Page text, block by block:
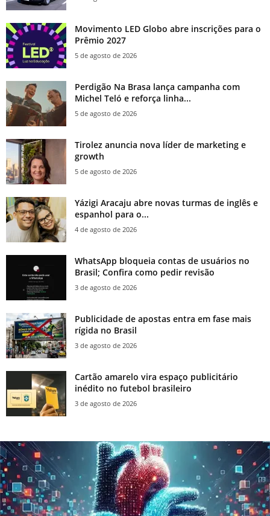
Movimento LED Globo abre inscrições para o
Prêmio 2027
5 de agosto de 2026
Perdigão Na Brasa lança campanha com
Michel Teló e reforça linha...
5 de agosto de 2026
Tirolez anuncia nova líder de marketing e
growth
5 de agosto de 2026
Yázigi Aracaju abre novas turmas de inglês e
espanhol para o...
4 de agosto de 2026
WhatsApp bloqueia contas de usuários no
Brasil; Confira como pedir revisão
3 de agosto de 2026
Publicidade de apostas entra em fase mais
rígida no Brasil
3 de agosto de 2026
Cartão amarelo vira espaço publicitário
inédito no futebol brasileiro
3 de agosto de 2026